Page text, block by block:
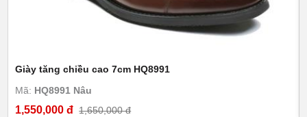
Giày tăng chiều cao 7cm HQ8991
Mã: HQ8991 Nâu
1,550,000 đ 1,650,000 đ